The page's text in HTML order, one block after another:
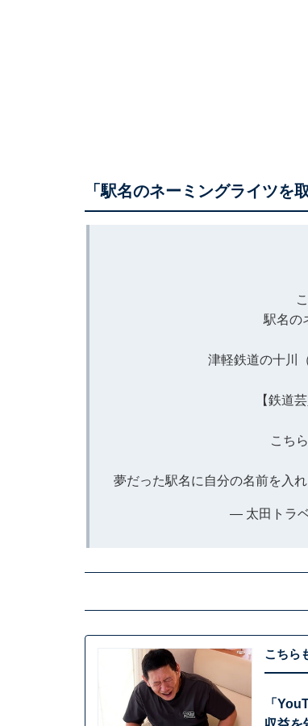
「駅名のネーミングライツを
駅名の
津軽鉄道の十川
【鉄道
こち
夢だった駅名に自分の名前を入
— 太田トラ
こちら
「